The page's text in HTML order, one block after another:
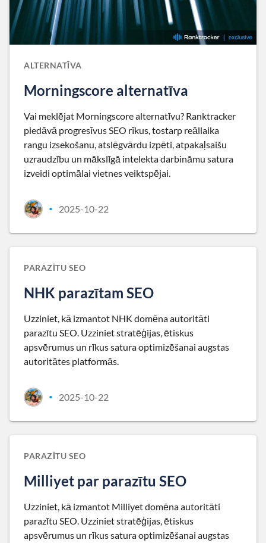
ALTERNATĪVA
Morningscore alternatīva
Vai meklējat Morningscore alternatīvu? Ranktracker
piedāvā progresīvus SEO rīkus, tostarp reāllaika
rangu izsekošanu, atslēgvārdu izpēti, atpakaļsaišu
uzraudzību un mākslīgā intelekta darbināmu satura
izveidi optimālai vietnes veiktspējai.
• 2025-10-22
PARAZĪTU SEO
NHK parazītam SEO
Uzziniet, kā izmantot NHK domēna autoritāti
parazītu SEO. Uzziniet stratēģijas, ētiskus
apsvērumus un rīkus satura optimizēšanai augstas
autoritātes platformās.
• 2025-10-22
PARAZĪTU SEO
Milliyet par parazītu SEO
Uzziniet, kā izmantot Milliyet domēna autoritāti
parazītu SEO. Uzziniet stratēģijas, ētiskus
apsvērumus un rīkus satura optimizēšanai augstas